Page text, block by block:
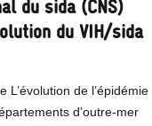
du sida (CNS)
du VIH/sida
L’évolution de l’épidémie
d’outre-mer